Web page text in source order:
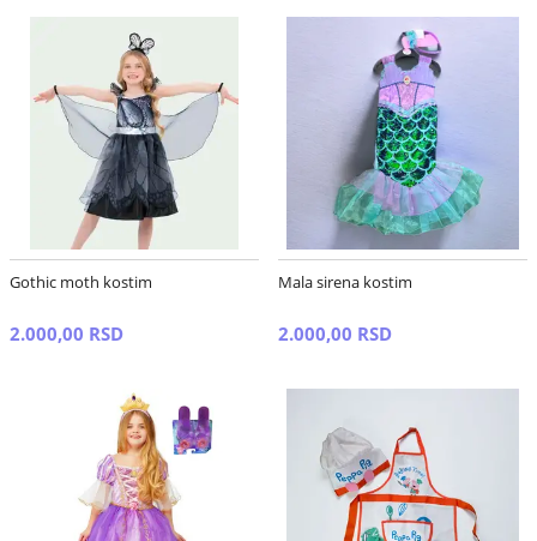
Gothic moth kostim
2.000,00 RSD
Mala sirena kostim
2.000,00 RSD